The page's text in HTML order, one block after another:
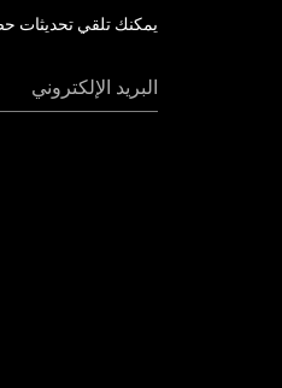
يمكنك تلقي تحديثات
البريد الإلكتروني